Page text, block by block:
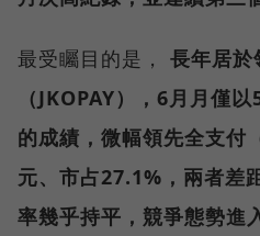
最受矚目的是， 長年居於
（JKOPAY），6月月僅
的成績，微幅領先全支付
元、市占27.1%，兩者差
率幾乎持平，競爭態勢進